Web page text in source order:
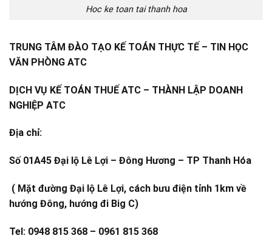
Hoc ke toan tai thanh hoa
TRUNG TÂM ĐÀO TẠO KẾ TOÁN THỰC TẾ – TIN HỌC
VĂN PHÒNG ATC
DỊCH VỤ KẾ TOÁN THUẾ ATC – THÀNH LẬP DOANH
NGHIỆP ATC
Địa chỉ:
Số 01A45 Đại lộ Lê Lợi – Đông Hương – TP Thanh Hóa
( Mặt đường Đại lộ Lê Lợi, cách bưu điện tỉnh 1km về
hướng Đông, hướng đi Big C)
Tel: 0948 815 368 – 0961 815 368